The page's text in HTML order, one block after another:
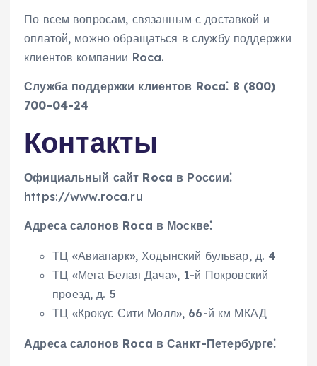
По всем вопросам, связанным с доставкой и
оплатой, можно обращаться в службу поддержки
клиентов компании Roca.
Служба поддержки клиентов Roca⁚ 8 (800)
700-04-24
Контакты
Официальный сайт Roca в России⁚
https://www.roca.ru
Адреса салонов Roca в Москве⁚
ТЦ «Авиапарк», Ходынский бульвар, д. 4
ТЦ «Мега Белая Дача», 1-й Покровский
проезд, д. 5
ТЦ «Крокус Сити Молл», 66-й км МКАД
Адреса салонов Roca в Санкт-Петербурге⁚